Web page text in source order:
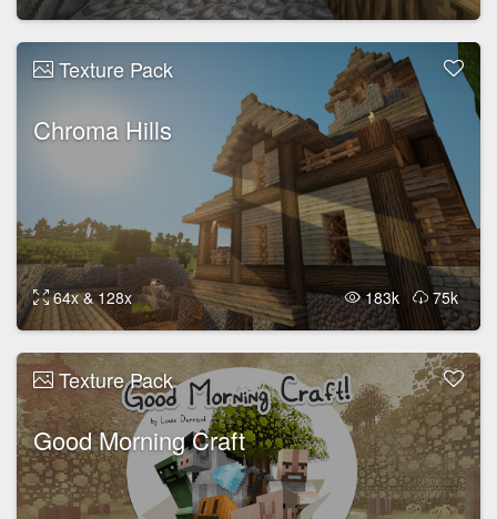
Texture Pack
Chroma Hills
64x & 128x 183k 75k
Texture Pack
Good Morning Craft